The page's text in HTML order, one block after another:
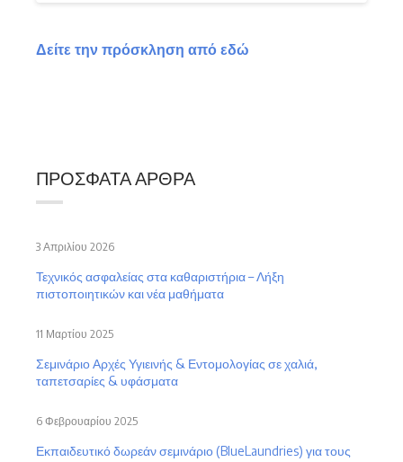
Δείτε την πρόσκληση από εδώ
ΠΡΌΣΦΑΤΑ ΆΡΘΡΑ
Τεχνικός ασφαλείας στα καθαριστήρια – Λήξη
πιστοποιητικών και νέα μαθήματα
3 Απριλίου 2026
Σεμινάριο Αρχές Υγιεινής & Εντομολογίας σε χαλιά,
ταπετσαρίες & υφάσματα
11 Μαρτίου 2025
Εκπαιδευτικό δωρεάν σεμινάριο (BlueLaundries) για τους
6 Φεβρουαρίου 2025